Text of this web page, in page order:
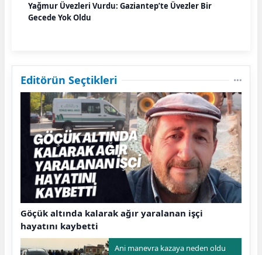
Yağmur Üvezleri Vurdu: Gaziantep’te Üvezler Bir
Gecede Yok Oldu
Editörün Seçtikleri
Göçük altında kalarak ağır yaralanan işçi
hayatını kaybetti
Ani manevra kazaya neden oldu